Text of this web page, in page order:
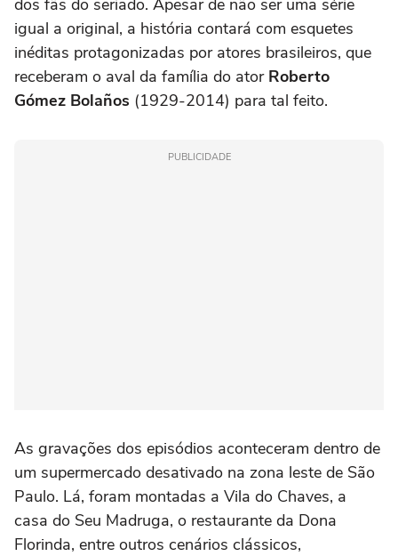
igual a original, a história contará com esquetes
inéditas protagonizadas por atores brasileiros, que
receberam o aval da família do ator Roberto
Gómez Bolaños (1929-2014) para tal feito.
PUBLICIDADE
As gravações dos episódios aconteceram dentro de
um supermercado desativado na zona leste de São
Paulo. Lá, foram montadas a Vila do Chaves, a
casa do Seu Madruga, o restaurante da Dona
Florinda, entre outros cenários clássicos,